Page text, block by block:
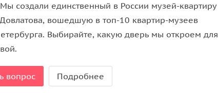
почувствовали азарт первооткрывателя.
— максимум атмосферы, минимум суеты.
и любовью к городу.
Мы создали единственный в России музей-квартиру
вошедшую в топ-10 квартир-музеев
Выбирайте, какую дверь мы откроем для
вопрос Подробнее